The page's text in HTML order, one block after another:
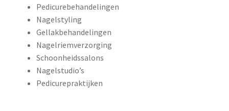
Pedicurebehandelingen
Nagelstyling
Gellakbehandelingen
Nagelriemverzorging
Schoonheidssalons
Nagelstudio’s
Pedicurepraktijken